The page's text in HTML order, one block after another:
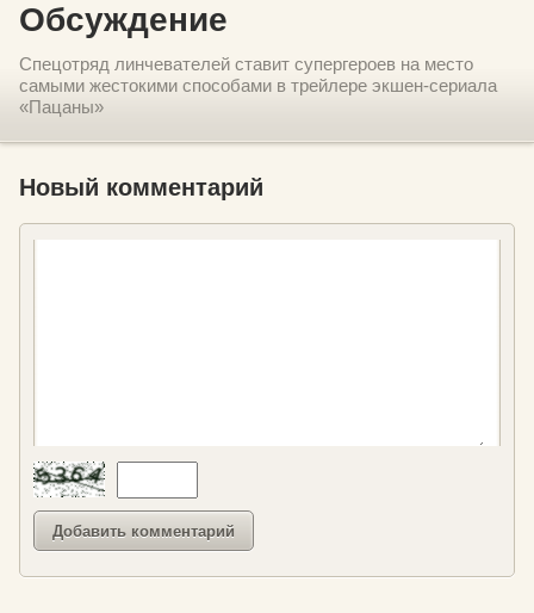
Обсуждение
Спецотряд линчевателей ставит супергероев на место
самыми жестокими способами в трейлере экшен-сериала
«Пацаны»
Новый комментарий